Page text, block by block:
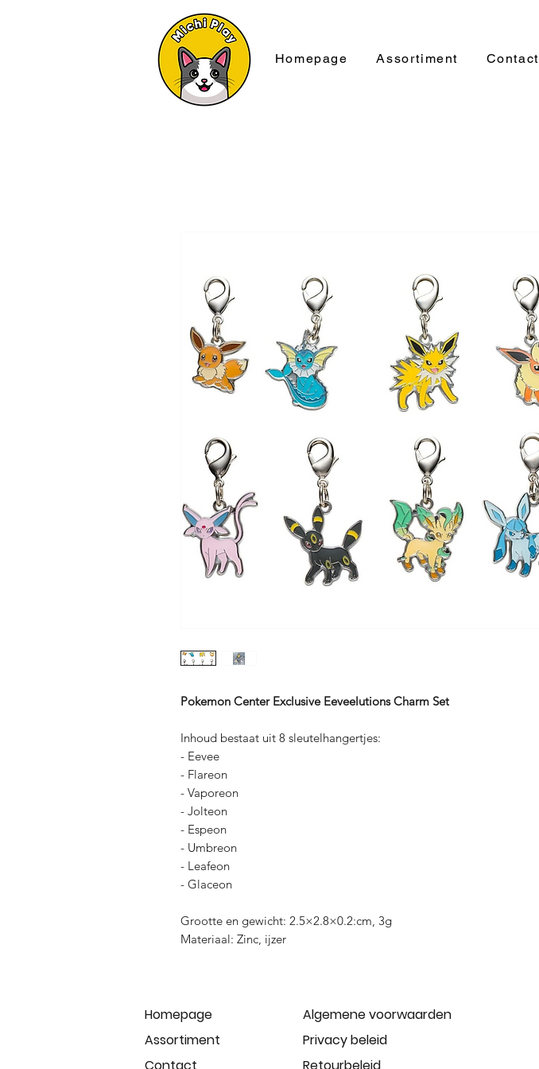
Homepage Assortiment Contact
Pokemon Center Exclusive Eeveelutions Charm Set
Inhoud bestaat uit 8 sleutelhangertjes:
- Eevee
- Flareon
- Vaporeon
- Jolteon
- Espeon
- Umbreon
- Leafeon
- Glaceon
Grootte en gewicht: 2.5×2.8×0.2:cm, 3g
Materiaal: Zinc, ijzer
Homepage
Assortiment
Algemene voorwaarden
Privacy beleid